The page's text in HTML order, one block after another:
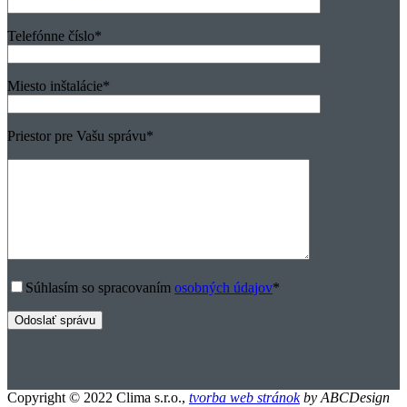
Telefónne číslo*
Miesto inštalácie*
Priestor pre Vašu správu*
Súhlasím so spracovaním osobných údajov*
Copyright © 2022 Clima s.r.o., tvorba web stránokby ABCDesign